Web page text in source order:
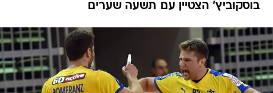
בוסקוביץ' הצטיין עם תשעה שערים